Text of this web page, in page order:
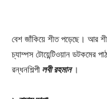
বেশ জাঁকিয়ে শীত পড়েছে। আর
চ্যাম্পস টোয়েন্টিওয়ান ডটকমের
রন্ধনশিল্পী লবী রহমান ।